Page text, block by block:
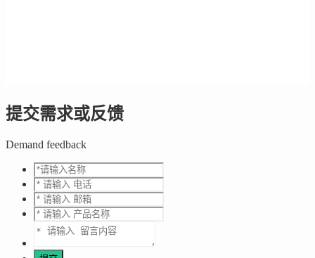
提交需求或反馈
Demand feedback